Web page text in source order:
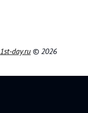
1st-day.ru © 2026